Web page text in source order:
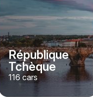
République
Tchèque
116cars